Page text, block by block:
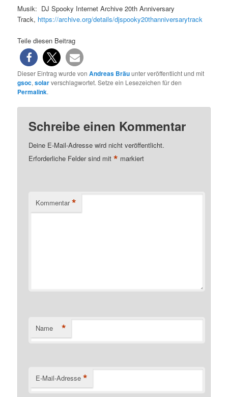
Musik: DJ Spooky Internet Archive 20th Anniversary
Track, https://archive.org/details/djspooky20thanniversarytrack
Teile diesen Beitrag
Dieser Eintrag wurde vonAndreas Bräuunter veröffentlicht und mit
gsoc,solarverschlagwortet. Setze ein Lesezeichen für den
Permalink.
Schreibe einen Kommentar
Deine E-Mail-Adresse wird nicht veröffentlicht.
Erforderliche Felder sind mit* markiert
Kommentar *
Name *
E-Mail-Adresse *